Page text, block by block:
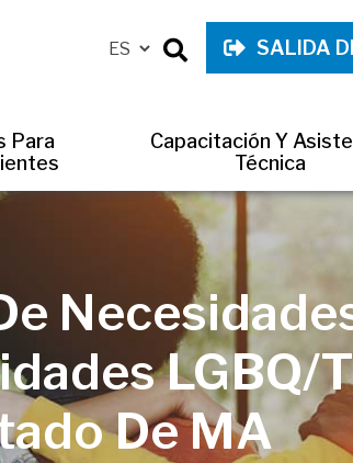
SALIDA
Para
Capacitación Y
Técnica
LGBQ/
De MA